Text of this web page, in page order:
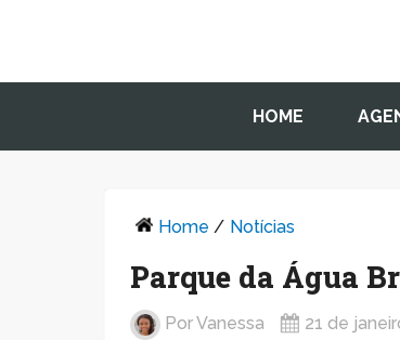
HOME
Home / Notícias
Parque da Água
PorVanessa 21 de